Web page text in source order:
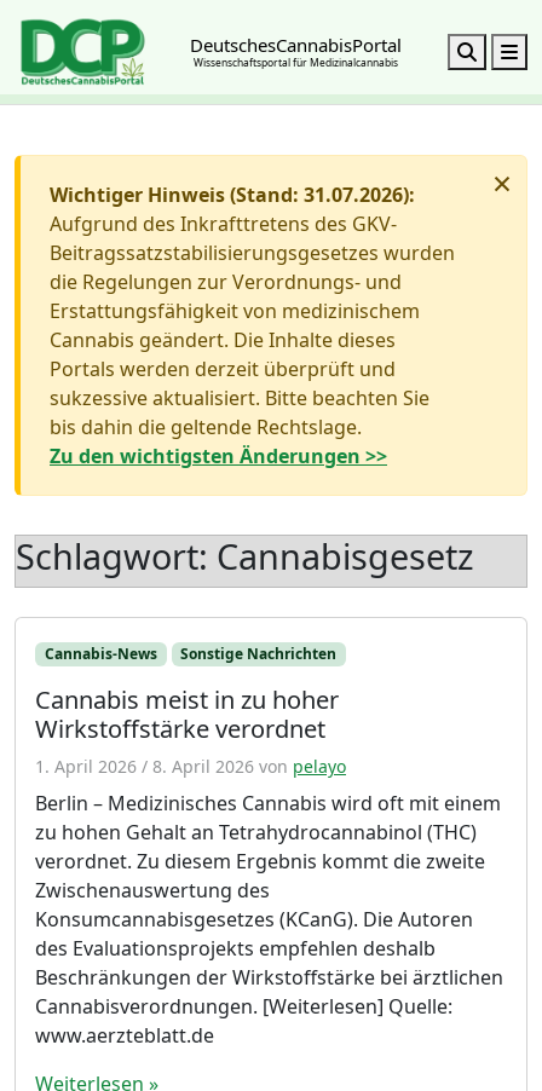
DeutschesCannabisPortal
Wissenschaftsportal für Medizinalcannabis Search
×
Wichtiger Hinweis (Stand: 31.07.2026):
Aufgrund des Inkrafttretens des GKV-
Beitragssatzstabilisierungsgesetzes wurden
die Regelungen zur Verordnungs- und
Erstattungsfähigkeit von medizinischem
Cannabis geändert. Die Inhalte dieses
Portals werden derzeit überprüft und
sukzessive aktualisiert. Bitte beachten Sie
bis dahin die geltende Rechtslage.
Zu den wichtigsten Änderungen >>
Schlagwort: Cannabisgesetz
Cannabis-News Sonstige Nachrichten
Cannabis meist in zu hoher
Wirkstoffstärke verordnet
1. April 2026 / 8. April 2026 von pelayo
Berlin – Medizinisches Cannabis wird oft mit einem
zu hohen Gehalt an Tetrahydrocannabinol (THC)
verordnet. Zu diesem Ergebnis kommt die zweite
Zwischenauswertung des
Konsumcannabisgesetzes (KCanG). Die Autoren
des Evaluationsprojekts empfehlen deshalb
Beschränkungen der Wirkstoffstärke bei ärztlichen
Cannabisverordnungen. [Weiterlesen] Quelle:
www.aerzteblatt.de
Weiterlesen »